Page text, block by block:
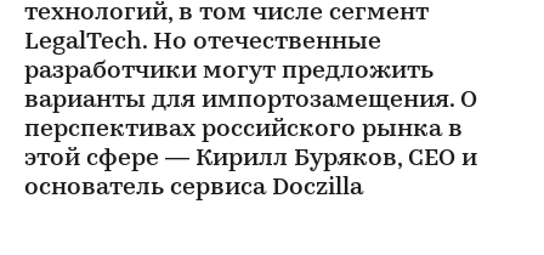
технологий, в том числе сегмент
LegalTech. Но отечественные
разработчики могут предложить
варианты для импортозамещения. О
перспективах российского рынка в
этой сфере — Кирилл Буряков, СЕО и
основатель сервиса Doczilla